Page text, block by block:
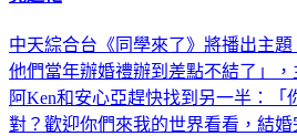
中天綜合台《同學來了》將播出主題
他們當年辦婚禮辦到差點不結了」
阿Ken和安心亞趕快找到另一半：「
對？歡迎你們來我的世界看看，結